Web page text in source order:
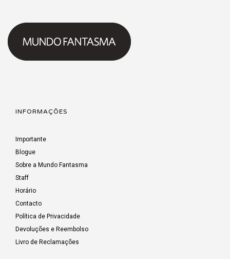
INFORMAÇÕES
Importante
Blogue
Sobre a Mundo Fantasma
Staff
Horário
Contacto
Política de Privacidade
Devoluções e Reembolso
Livro de Reclamações